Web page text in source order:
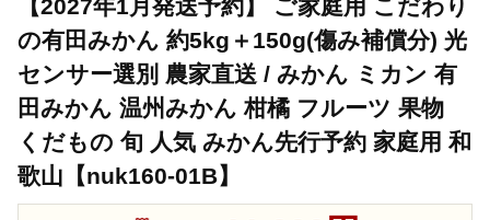
【2027年1月発送予約】 ご家庭用 こだわり
の有田みかん 約5kg＋150g(傷み補償分) 光
センサー選別 農家直送 / みかん ミカン 有
田みかん 温州みかん 柑橘 フルーツ 果物
くだもの 旬 人気 みかん先行予約 家庭用 和
歌山【nuk160-01B】